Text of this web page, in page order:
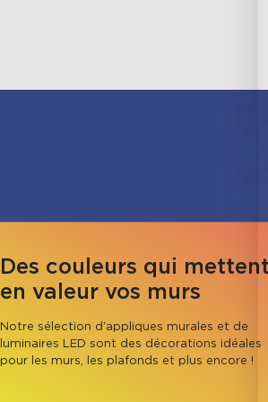
Des couleurs qui
en valeur vos murs
Notre sélection d'appliques murales et de
luminaires LED sont des décorations idéales
pour les murs, les plafonds et plus encore !